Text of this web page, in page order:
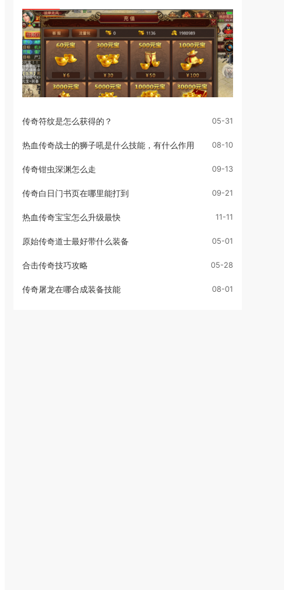
传奇符纹是怎么获得的？ 05-31
热血传奇战士的狮子吼是什么技能，有什么作用 08-10
传奇钳虫深渊怎么走 09-13
传奇白日门书页在哪里能打到 09-21
热血传奇宝宝怎么升级最快 11-11
原始传奇道士最好带什么装备 05-01
合击传奇技巧攻略 05-28
传奇屠龙在哪合成装备技能 08-01